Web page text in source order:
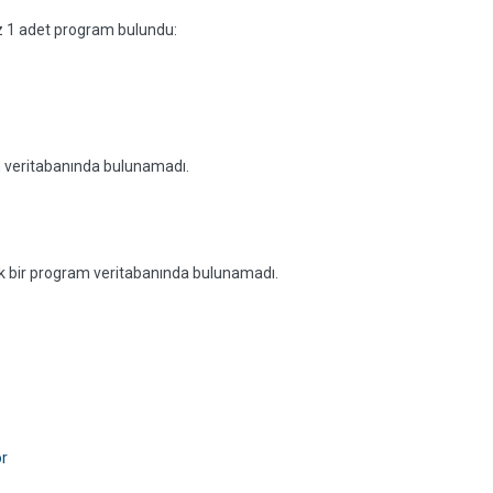
1 adet program bulundu:
bulunamadı.
program veritabanında bulunamadı.